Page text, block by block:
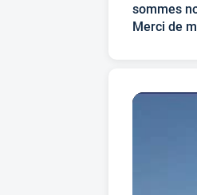
sommes
Merci de